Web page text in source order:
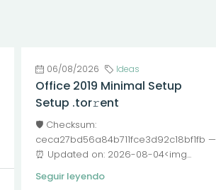
06/08/2026 Ideas
Office 2019 Minimal Setup
Setup .tor𝚛ent
🛡️ Checksum:
ceca27bd56a84b711fce3d92c18bf1fb —
⏰ Updated on: 2026-08-04<img...
Seguir leyendo